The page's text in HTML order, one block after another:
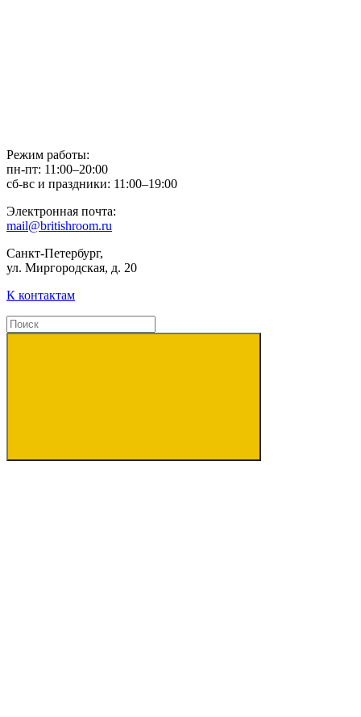
Режим работы:
пн-пт: 11:00–20:00
сб-вс и праздники: 11:00–19:00
Электронная почта:
mail@britishroom.ru
Санкт-Петербург,
ул. Миргородская, д. 20
К контактам